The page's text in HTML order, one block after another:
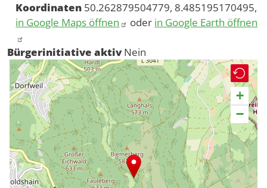
Koordinaten 50.262879504779, 8.485195170495,
in Google Maps öffnen
oder in Google Earth öffnen
Bürgerinitiative aktiv Nein
+
−